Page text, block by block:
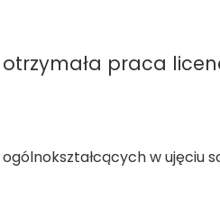
praca
w ujęciu